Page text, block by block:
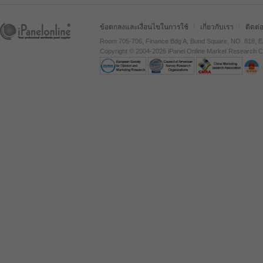
ข้อตกลงและเงื่อนไขในการใช้ เกี่ยวกับเรา ติดต่
Room 705-706, Finance Bdg A, Bund Square, NO. 818,
Copyright © 2004-2026 iPanel Online Market Research